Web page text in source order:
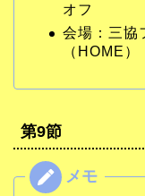
オフ
会場：三協
（HOME）
第9節